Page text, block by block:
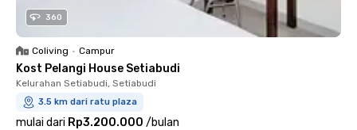
360
Coliving • Campur
Kost Pelangi House Setiabudi
Kelurahan Setiabudi, Setiabudi
3.5 km dari ratu plaza
mulai dari Rp3.200.000 /bulan